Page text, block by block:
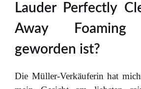
Lauder Perfectly
Away Foaming
geworden ist?
Die Müller-Verkäuferin hat